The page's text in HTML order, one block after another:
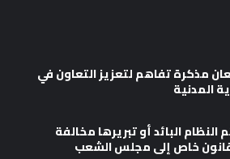
مذكرة تفاهم لتعزيز التعاون في
المدنية
النظام البائد أو تبريرها مخالفة
خاص إلى مجلس الشعب